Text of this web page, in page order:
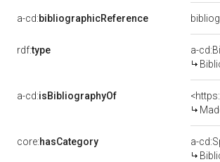
a-cd:bibliographicReference
rdf:type
a-
a-cd:isBibliographyOf
core:hasCategory
a-